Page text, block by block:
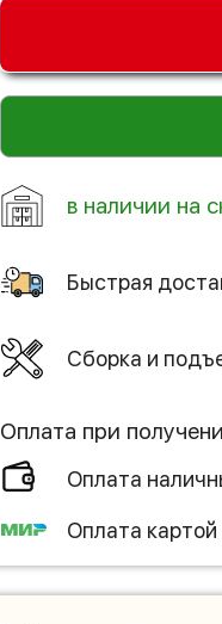
в наличии на
Быстрая
Сборка и
Оплата при
Оплата
Оплата картой